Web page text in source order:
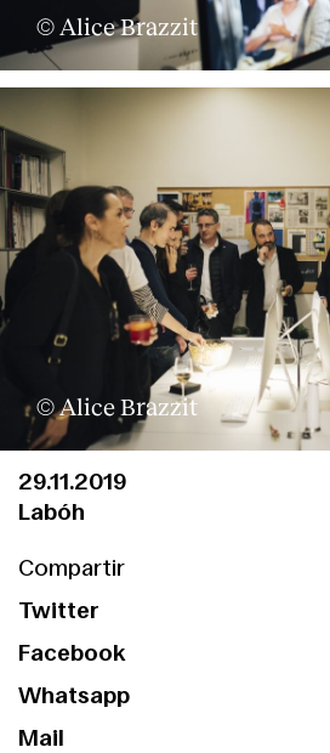
© Alice Brazzit
© Alice Brazzit
29.11.2019
Labóh
Compartir
Twitter
Facebook
Whatsapp
Mail